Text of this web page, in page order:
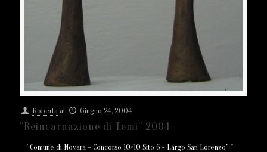
Roberta at Giugno 24, 2004
“Reincarnazione di Temi” 2004
“Comune di Novara – Concorso 10×10 Sito 6 – Largo San Lorenzo” “